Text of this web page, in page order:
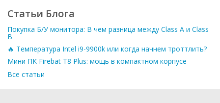
Статьи Блога
Покупка Б/У монитора: В чем разница между Class A и Class
B
🔥 Температура Intel i9-9900k или когда начнем троттлить?
Мини ПК Firebat T8 Plus: мощь в компактном корпусе
Все статьи